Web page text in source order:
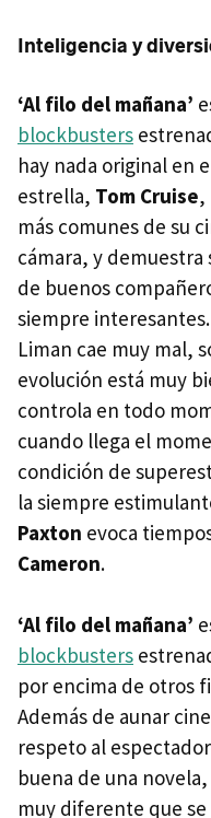
Inteligencia y
‘Al filo del mañana’
blockbusters
hay nada original en
estrella, Tom Cruise,
más comunes de su
cámara, y
de buenos
siempre
Liman cae muy mal,
evolución está muy
controla en todo
cuando llega el
condición de
la siempre
Paxton evoca
Cameron.
‘Al filo del mañana’
blockbusters
por encima de otros
Además de aunar
respeto al
buena de una
muy diferente que